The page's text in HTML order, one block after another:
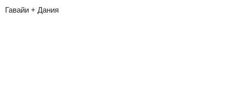
Гавайи + Дания